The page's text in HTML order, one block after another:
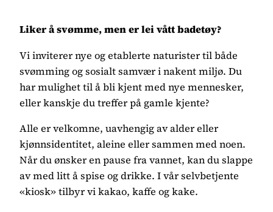
Liker å svømme, men er lei vått badetøy?
Vi inviterer nye og etablerte naturister til både
svømming og sosialt samvær i nakent miljø. Du
har mulighet til å bli kjent med nye mennesker,
eller kanskje du treffer på gamle kjente?
Alle er velkomne, uavhengig av alder eller
kjønnsidentitet, aleine eller sammen med noen.
Når du ønsker en pause fra vannet, kan du slappe
av med litt å spise og drikke. I vår selvbetjente
«kiosk» tilbyr vi kakao, kaffe og kake.